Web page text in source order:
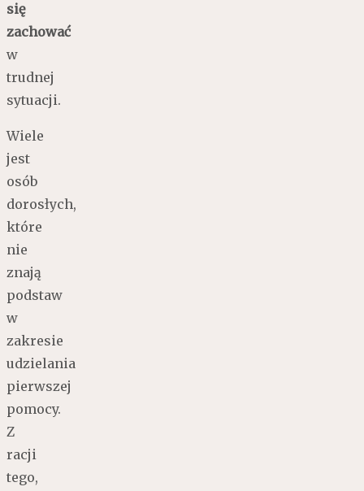
się
zachować
w
trudnej
sytuacji.
Wiele
jest
osób
dorosłych,
które
nie
znają
podstaw
w
zakresie
udzielania
pierwszej
pomocy.
Z
racji
tego,